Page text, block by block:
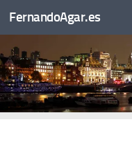
Saltar al contenido
FernandoAgar.es